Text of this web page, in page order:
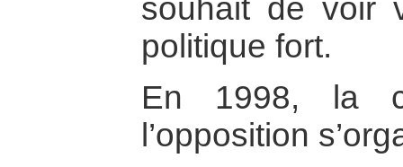
souhait de voir
politique fort.
En 1998, la
l’opposition